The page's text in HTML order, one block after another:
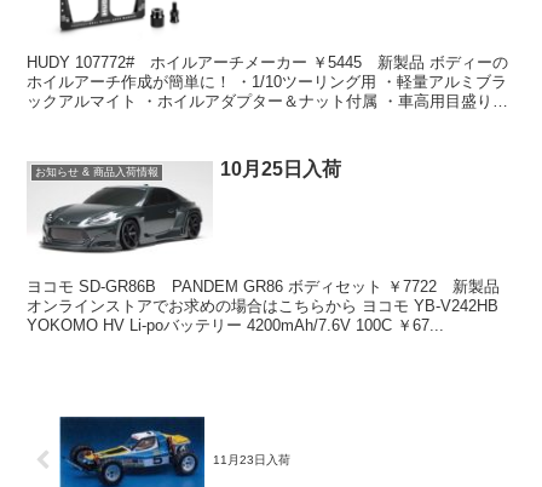
HUDY 107772# ホイルアーチメーカー ￥5445 新製品 ボディーの
ホイルアーチ作成が簡単に！ ・1/10ツーリング用 ・軽量アルミブラ
ックアルマイト ・ホイルアダプター＆ナット付属 ・車高用目盛り：
お知らせ & 商品入荷情報 10月25日入荷
ヨコモ SD-GR86B PANDEM GR86 ボディセット ￥7722 新製品
オンラインストアでお求めの場合はこちらから ヨコモ YB-V242HB
YOKOMO HV Li-poバッテリー 4200mAh/7.6V 100C ￥67...
11月23日入荷